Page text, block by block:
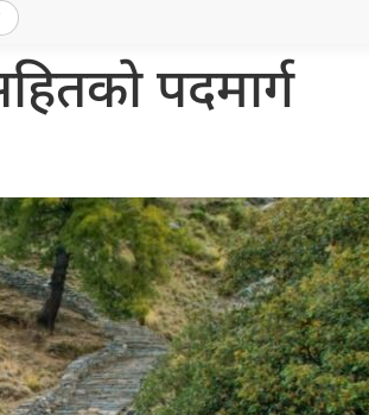
पदमार्ग